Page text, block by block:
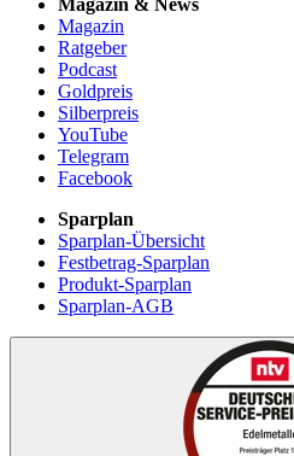
Magazin & News
Magazin
Ratgeber
Podcast
Goldpreis
Silberpreis
YouTube
Telegram
Facebook
Sparplan
Sparplan-Übersicht
Festbetrag-Sparplan
Produkt-Sparplan
Sparplan-AGB